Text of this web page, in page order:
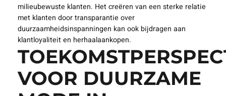
milieubewuste klanten. Het creëren van een sterke relatie
met klanten door transparantie over
duurzaamheidsinspanningen kan ook bijdragen aan
klantloyaliteit en herhaalaankopen.
VOOR DUURZAME